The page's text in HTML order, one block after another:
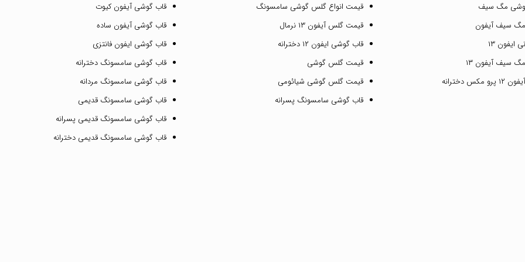
مگ سیف
سیف آیفون
ایفون ۱۳
سیف آیفون ۱۳
دخترانه
قیمت انواع گلس گوشی سامسونگ
قیمت گلس آیفون ۱۳ نرمال
قاب گوشی ایفون ۱۲ دخترانه
قیمت گلس گوشی
قیمت گلس گوشی شیائومی
قاب گوشی سامسونگ پسرانه
قاب گوشی آیفون کیوت
قاب گوشی آیفون ساده
قاب گوشی ایفون فانتزی
قاب گوشی سامسونگ دخترانه
قاب گوشی سامسونگ مردانه
قاب گوشی سامسونگ قدیمی
قاب گوشی سامسونگ قدیمی پسرانه
قاب گوشی سامسونگ قدیمی دخترانه